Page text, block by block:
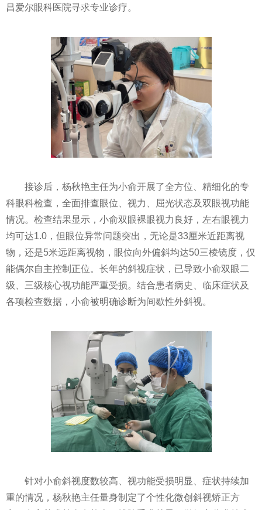
昌爱尔眼科医院寻求专业诊疗。
接诊后，杨秋艳主任为小俞开展了全方位、精细化的专
科眼科检查，全面排查眼位、视力、屈光状态及双眼视功能
情况。检查结果显示，小俞双眼裸眼视力良好，左右眼视力
均可达1.0，但眼位异常问题突出，无论是33厘米近距离视
物，还是5米远距离视物，眼位向外偏斜均达50三棱镜度，仅
能偶尔自主控制正位。长年的斜视症状，已导致小俞双眼二
级、三级核心视功能严重受损。结合患者病史、临床症状及
各项检查数据，小俞被明确诊断为间歇性外斜视。
针对小俞斜视度数较高、视功能受损明显、症状持续加
重的情况，杨秋艳主任量身制定了个性化微创斜视矫正方